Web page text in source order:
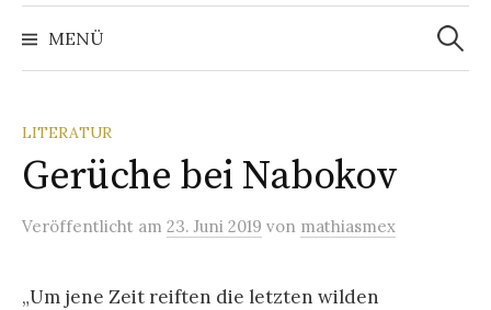
MENÜ
Suchen
nach:
LITERATUR
Gerüche bei Nabokov
Veröffentlicht am 23. Juni 2019 von mathiasmex
„Um jene Zeit reiften die letzten wilden